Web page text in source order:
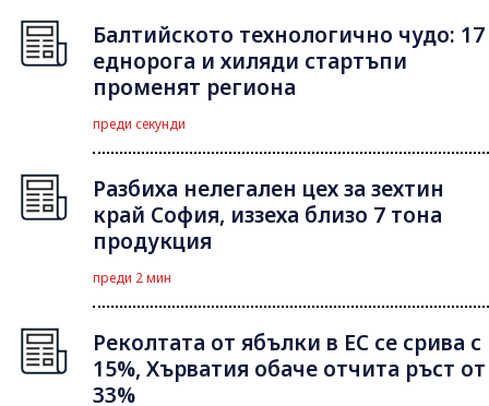
Балтийското технологично чудо: 17
еднорога и хиляди стартъпи
променят региона
преди секунди
Разбиха нелегален цех за зехтин
край София, иззеха близо 7 тона
продукция
преди 2 мин
Реколтата от ябълки в ЕС се срива с
15%, Хърватия обаче отчита ръст от
33%